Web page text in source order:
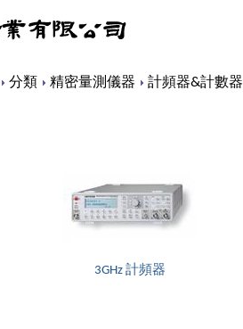
Content
分類 精密量測儀器 計頻器&計數器
3GHz 計頻器